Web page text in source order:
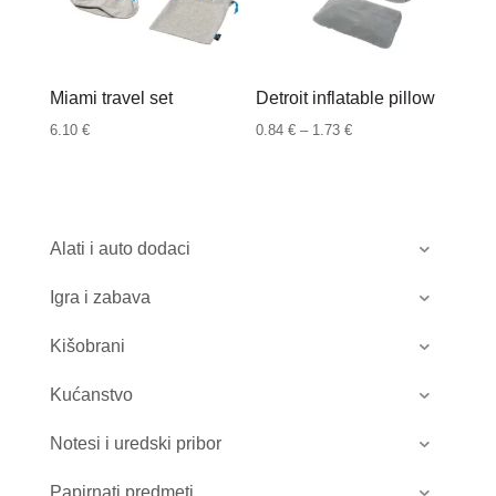
Alati i auto dodaci
Igra i zabava
Kišobrani
Kućanstvo
Notesi i uredski pribor
Papirnati predmeti
Miami travel set
6.10 €
Detroit inflatable pillow
0.84€ – 1.73€Raspon